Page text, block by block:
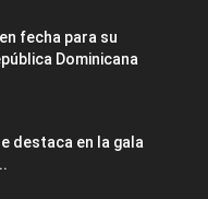
fecha para su
Dominicana
destaca en la gala